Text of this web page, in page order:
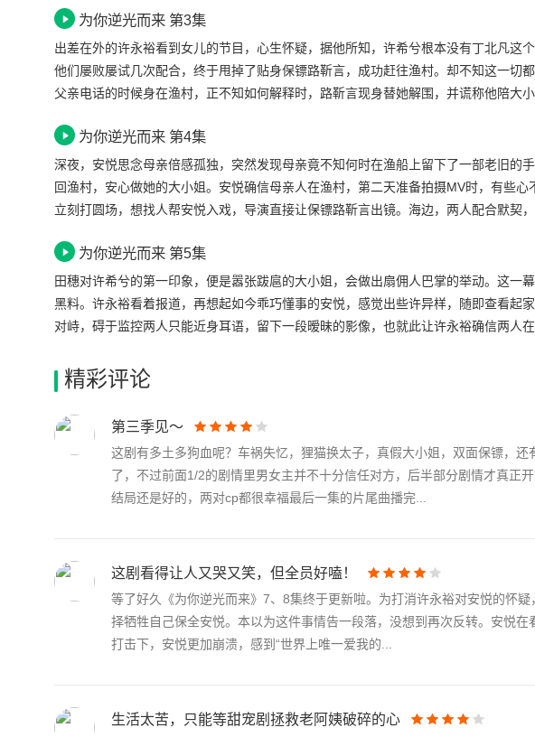
前安悦母女俩突然失踪，不知道变成了许家大小姐。路靳言提出他可以帮助丁北凡和
来的鱼罐头被嫌弃地扔进垃圾桶，安悦真的不记得他了。安悦与徐梦云一起录节目，
丁北凡却没有抹黑许希兮，反而宣称许希兮心地善良，从小拿零花钱资助他上学。
为你逆光而来 第3集
出差在外的许永裕看到女儿的节目，心生怀疑，据他所知，许希兮根本没有丁北凡这
他们屡败屡试几次配合，终于甩掉了贴身保镖路靳言，成功赶往渔村。却不知这一切
父亲电话的时候身在渔村，正不知如何解释时，路靳言现身替她解围，并谎称他陪大
这里生活的片段。虽然她还没想起来为什么她会变成许家大小姐，但她很清楚她不是
却制止了她，他敏锐地发觉许永裕的父爱过于偏执，他对那些可能威胁到她女儿的人
她失踪的母亲。为此，他告诫安悦先别冲动，先找到许希兮才是当务之急。
为你逆光而来 第4集
深夜，安悦思念母亲倍感孤独，突然发现母亲竟不知何时在渔船上留下了一部老旧的
回渔村，安心做她的大小姐。安悦确信母亲人在渔村，第二天准备拍摄MV时，有些
立刻打圆场，想找人帮安悦入戏，导演直接让保镖路靳言出镜。海边，两人配合默契
工作时不怕苦不怕累，下班后笑靥如花自在状态的田穗，心动不已，主动告白却惨遭
江天成。另一边，安悦也将渔船上发现母亲手机的事，毫无保留地告诉路靳言，两人
言也避开监控，潜入许永裕书房寻找线索，与安悦狭路相逢。两人正对峙间，外出的
悦故意做出一副大小姐和保镖书房幽会的暧昧模样，打消了许永裕的怀疑。路靳言则
中真正的许希兮，神情复杂。
为你逆光而来 第5集
田穗对许希兮的第一印象，便是嚣张跋扈的大小姐，会做出扇佣人巴掌的举动。这一
黑料。许永裕看着报道，再想起如今乖巧懂事的安悦，感觉出些许异样，随即查看起
对峙，碍于监控两人只能近身耳语，留下一段暧昧的影像，也就此让许永裕确信两人
心软、心动了。田穗这边忙着处理安悦的黑料报道，很快找到了幕后黑手徐梦云，软
踵而来。路靳言保护安悦的画面被曝光，引发外界关注。田穗直接提出让两人炒作拍
安悦看着路靳言冷漠的模样有些失落，却也没有为难，而是帮着路靳言拒绝了田穗
办法，让安悦与另一位艺人张景川配合上恋综。张景川表现绅士，对安悦处处照顾。
互动，忍不住吃醋。
精彩评论
第三季见～
这剧有多土多狗血呢？车祸失忆，狸猫换太子，真假大小姐，双面保镖，
了，不过前面1/2的剧情里男女主并不十分信任对方，后半部分剧情才真正
结局还是好的，两对cp都很幸福最后一集的片尾曲播完...
这剧看得让人又哭又笑，但全员好嗑！
等了好久《为你逆光而来》7、8集终于更新啦。为打消许永裕对安悦的怀
择牺牲自己保全安悦。本以为这件事情告一段落，没想到再次反转。安悦
打击下，安悦更加崩溃，感到“世界上唯一爱我的...
生活太苦，只能等甜宠剧拯救老阿姨破碎的心